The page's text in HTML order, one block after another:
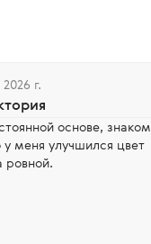
г.
основе, знаком
меня улучшился цвет
ровной.